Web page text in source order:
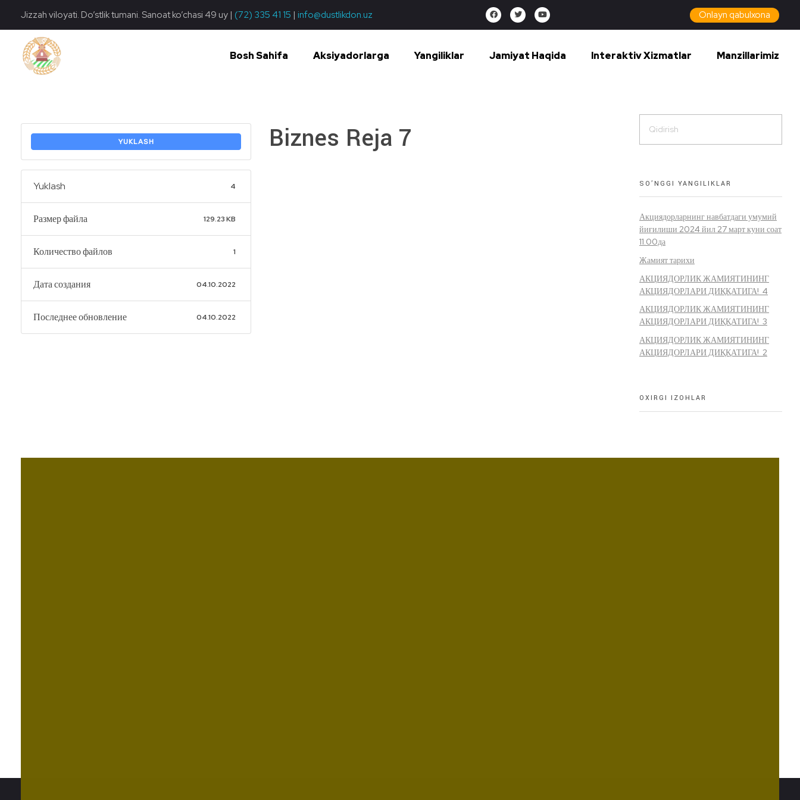
Jizzah viloyati. Do’stlik tumani. Sanoat ko’chasi 49 uy | (72) 335 41 15 | info@dustlikdon.uz Onlayn qabulxona
Bosh Sahifa Aksiyadorlarga Yangiliklar Jamiyat Haqida Interaktiv Xizmatlar Manzillarimiz
YUKLASH
Yuklash 4
Размер файла 129.23 KB
Количество файлов 1
Дата создания 04.10.2022
Последнее обновление 04.10.2022
Biznes Reja 7
SO’NGGI YANGILIKLAR
Акциядорларнинг навбатдаги умумий
йиғилиши 2024 йил 27 март куни соат
11.00да
Жамият тарихи
АКЦИЯДОРЛИК ЖАМИЯТИНИНГ
АКЦИЯДОРЛАРИ ДИҚҚАТИГА! 4
АКЦИЯДОРЛИК ЖАМИЯТИНИНГ
АКЦИЯДОРЛАРИ ДИҚҚАТИГА! 3
АКЦИЯДОРЛИК ЖАМИЯТИНИНГ
АКЦИЯДОРЛАРИ ДИҚҚАТИГА! 2
OXIRGI IZOHLAR